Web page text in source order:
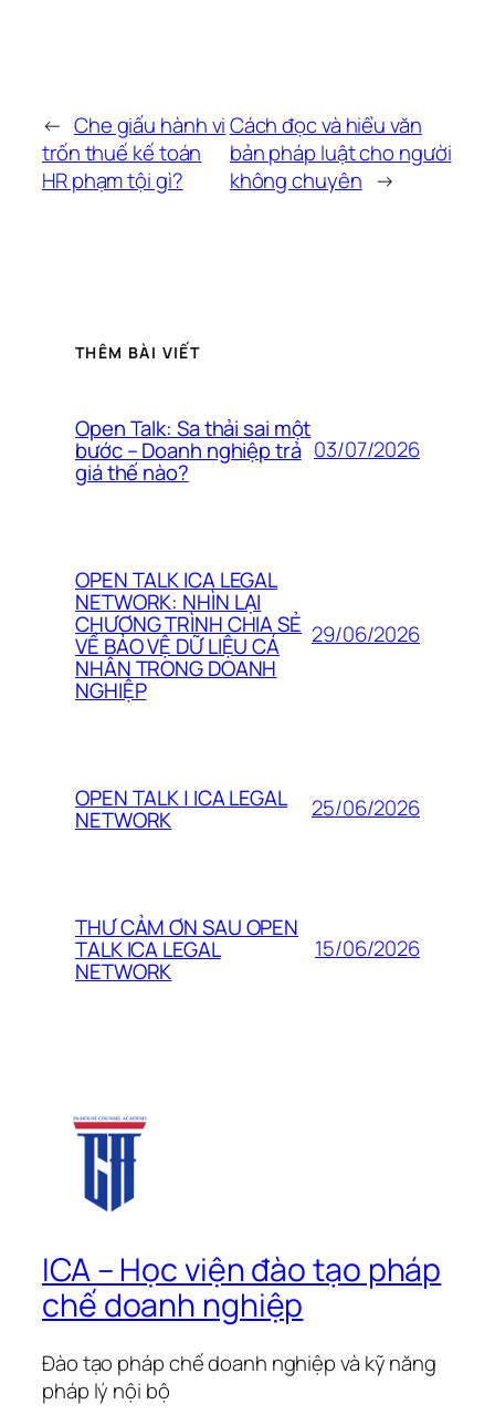
← Che giấu hành vi
trốn thuế kế toán
HR phạm tội gì?
Cách đọc và hiểu văn
bản pháp luật cho người
không chuyên →
THÊM BÀI VIẾT
Open Talk: Sa thải sai một
bước – Doanh nghiệp trả
giá thế nào?
03/07/2026
OPEN TALK ICA LEGAL
NETWORK: NHÌN LẠI
CHƯƠNG TRÌNH CHIA SẺ
VỀ BẢO VỆ DỮ LIỆU CÁ
NHÂN TRONG DOANH
NGHIỆP
29/06/2026
OPEN TALK | ICA LEGAL
NETWORK 25/06/2026
THƯ CẢM ƠN SAU OPEN
TALK ICA LEGAL
NETWORK
15/06/2026
ICA – Học viện đào tạo pháp
chế doanh nghiệp
Đào tạo pháp chế doanh nghiệp và kỹ năng
pháp lý nội bộ